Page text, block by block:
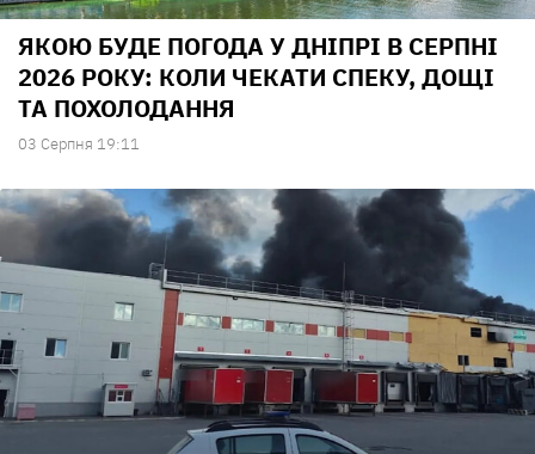
ЯКОЮ БУДЕ ПОГОДА У ДНІПРІ В СЕРПНІ
2026 РОКУ: КОЛИ ЧЕКАТИ СПЕКУ, ДОЩІ
ТА ПОХОЛОДАННЯ
03 Серпня 19:11